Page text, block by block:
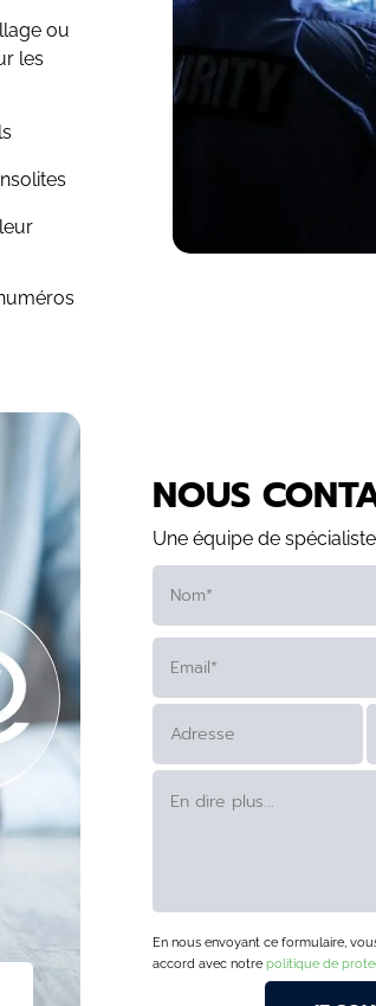
ou
les
NOUS
Une équipe de
En nous envoyant ce formulaire,
accord avec notrepolitique de
ALTERNATIVE: